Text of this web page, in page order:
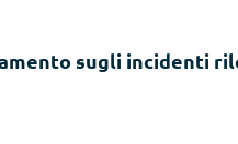
sugli incidenti